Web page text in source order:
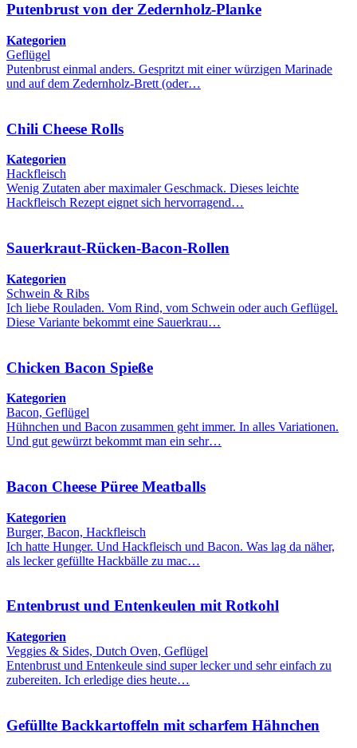
Putenbrust von der Zedernholz-Planke
Kategorien
Geflügel
Putenbrust einmal anders. Gespritzt mit einer würzigen Marinade
und auf dem Zedernholz-Brett (oder…
Chili Cheese Rolls
Kategorien
Hackfleisch
Wenig Zutaten aber maximaler Geschmack. Dieses leichte
Hackfleisch Rezept eignet sich hervorragend…
Sauerkraut-Rücken-Bacon-Rollen
Kategorien
Schwein & Ribs
Ich liebe Rouladen. Vom Rind, vom Schwein oder auch Geflügel.
Diese Variante bekommt eine Sauerkrau…
Chicken Bacon Spieße
Kategorien
Bacon, Geflügel
Hühnchen und Bacon zusammen geht immer. In alles Variationen.
Und gut gewürzt bekommt man ein sehr…
Bacon Cheese Püree Meatballs
Kategorien
Burger, Bacon, Hackfleisch
Ich hatte Hunger. Und Hackfleisch und Bacon. Was lag da näher,
als lecker gefüllte Hackbälle zu mac…
Entenbrust und Entenkeulen mit Rotkohl
Kategorien
Veggies & Sides, Dutch Oven, Geflügel
Entenbrust und Entenkeule sind super lecker und sehr einfach zu
zubereiten. Ich erledige dies heute…
Gefüllte Backkartoffeln mit scharfem Hähnchen